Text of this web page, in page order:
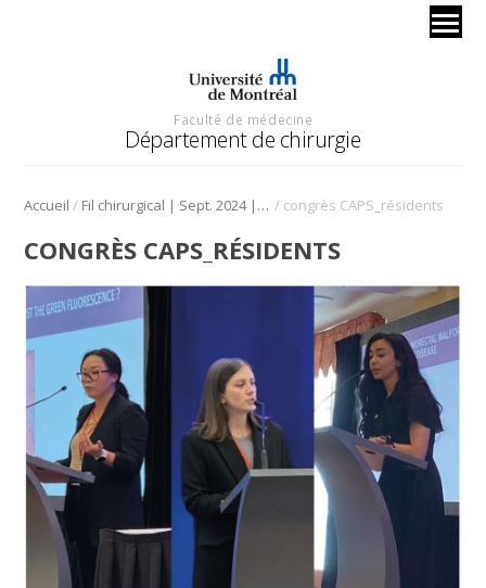
Faculté de médecine
Département de chirurgie
Accueil / Fil chirurgical | Sept. 2024 | Chirurgie pédiatrique / congrès CAPS_résidents
CONGRÈS CAPS_RÉSIDENTS